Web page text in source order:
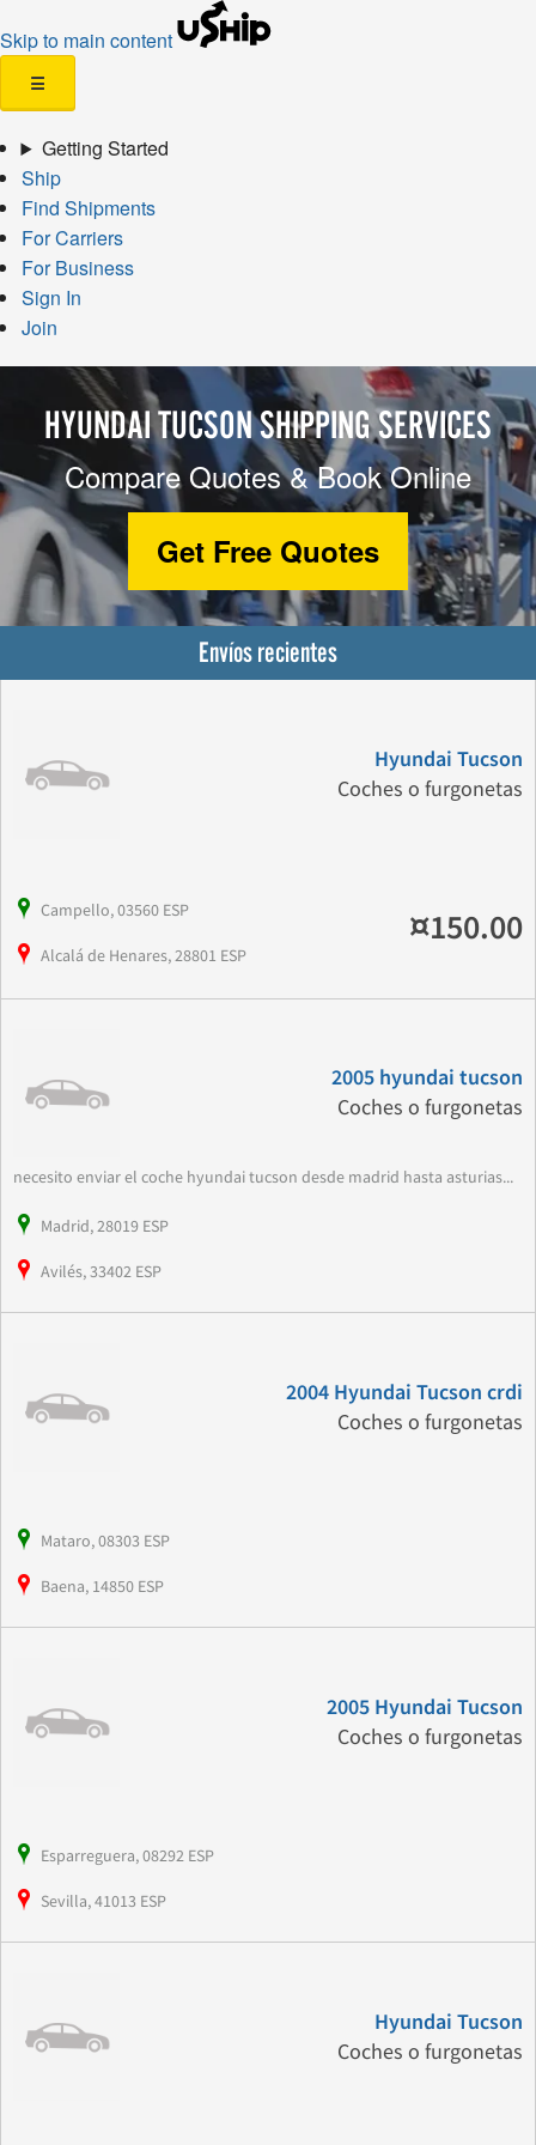
Skip to main content
☰
Getting Started
Ship
Find Shipments
For Carriers
For Business
Sign In
Join
HYUNDAI TUCSON SHIPPING SERVICES
Compare Quotes & Book Online
Get Free Quotes
Envíos recientes
Hyundai Tucson
Coches o furgonetas
Campello, 03560 ESP
Alcalá de Henares, 28801 ESP
¤150.00
2005 hyundai tucson
Coches o furgonetas
necesito enviar el coche hyundai tucson desde madrid hasta asturias...
Madrid, 28019 ESP
Avilés, 33402 ESP
2004 Hyundai Tucson crdi
Coches o furgonetas
Mataro, 08303 ESP
Baena, 14850 ESP
2005 Hyundai Tucson
Coches o furgonetas
Esparreguera, 08292 ESP
Sevilla, 41013 ESP
Hyundai Tucson
Coches o furgonetas